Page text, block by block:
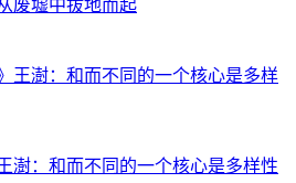
废墟中拔地而起
澍：和而不同的一个核心是多样性